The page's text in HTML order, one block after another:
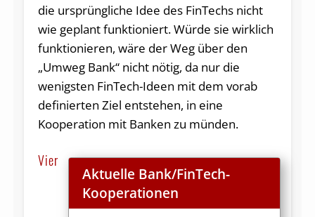
die ursprüngliche Idee des FinTechs nicht
wie geplant funktioniert. Würde sie wirklich
funktionieren, wäre der Weg über den
„Umweg Bank“ nicht nötig, da nur die
wenigsten FinTech-Ideen mit dem vorab
definierten Ziel entstehen, in eine
Kooperation mit Banken zu münden.
Aktuelle Bank/FinTech-
Kooperationen
Vier